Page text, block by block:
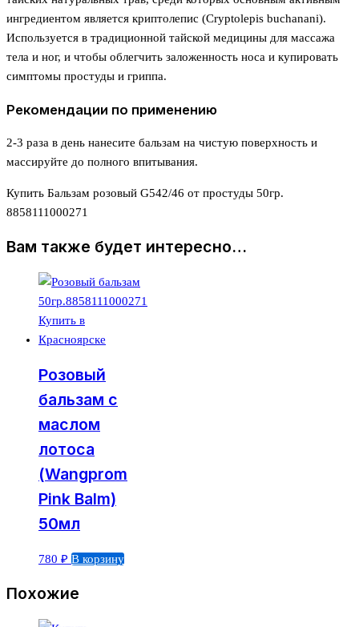
ингредиентом является криптолепис (Cryptolepis buchanani).
Используется в традиционной тайской медицины для массажа
тела и ног, и чтобы облегчить заложенность носа и купировать
симптомы простуды и гриппа.
Рекомендации по применению
2-3 раза в день нанесите бальзам на чистую поверхность и
массируйте до полного впитывания.
Купить Бальзам розовый G542/46 от простуды 50гр.
8858111000271
Вам также будет интересно…
Розовый
бальзам с
маслом
лотоса
(Wangprom
Pink Balm)
50мл
780 ₽ В корзину
Похожие